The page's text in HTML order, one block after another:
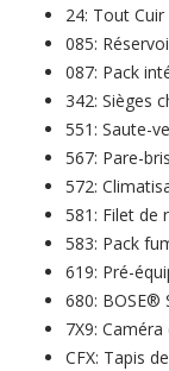
24: Tout
085:
087: Pack
342: Sièges
551: Saute-
567: Pare-
572:
581: Filet de
583: Pack
619: Pré-
680: BOSE®
7X9: Caméra
CFX: Tapis